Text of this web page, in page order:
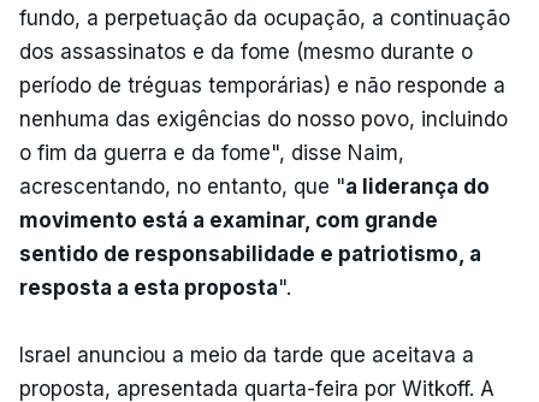
fundo, a perpetuação da ocupação, a continuação
dos assassinatos e da fome (mesmo durante o
período de tréguas temporárias) e não responde a
nenhuma das exigências do nosso povo, incluindo
o fim da guerra e da fome", disse Naim,
acrescentando, no entanto, que "a liderança do
movimento está a examinar, com grande
sentido de responsabilidade e patriotismo, a
resposta a esta proposta".
Israel anunciou a meio da tarde que aceitava a
proposta, apresentada quarta-feira por Witkoff. A